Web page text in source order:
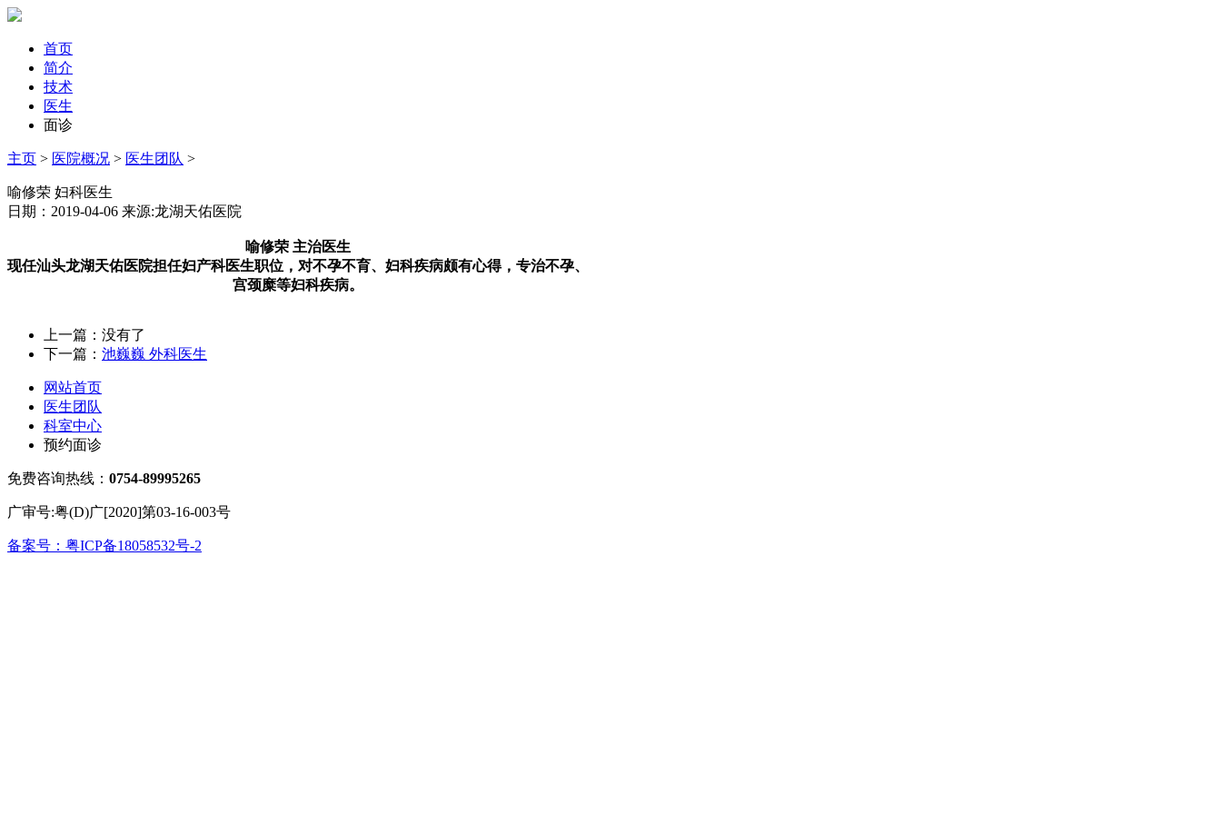
首页
简介
技术
医生
面诊
主页 > 医院概况 > 医生团队 >
喻修荣 妇科医生
日期：2019-04-06 来源:龙湖天佑医院
喻修荣 主治医生
现任汕头龙湖天佑医院担任妇产科医生职位，对不孕不育、妇科疾病颇有心得，专治不孕、
宫颈糜等妇科疾病。
上一篇：没有了
下一篇： 池巍巍 外科医生
网站首页
医生团队
科室中心
预约面诊
免费咨询热线： 0754-89995265
广审号:粤(D)广[2020]第03-16-003号
备案号：粤ICP备18058532号-2